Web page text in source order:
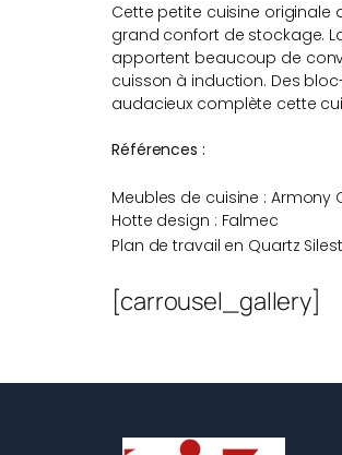
Cette petite cuisine originale
grand confort de stockage.
apportent beaucoup de
cuisson à induction. Des
audacieux complète cette
Références :
Meubles de cuisine : Armony
Hotte design : Falmec
Plan de travail en Quartz
[carrousel_gallery]